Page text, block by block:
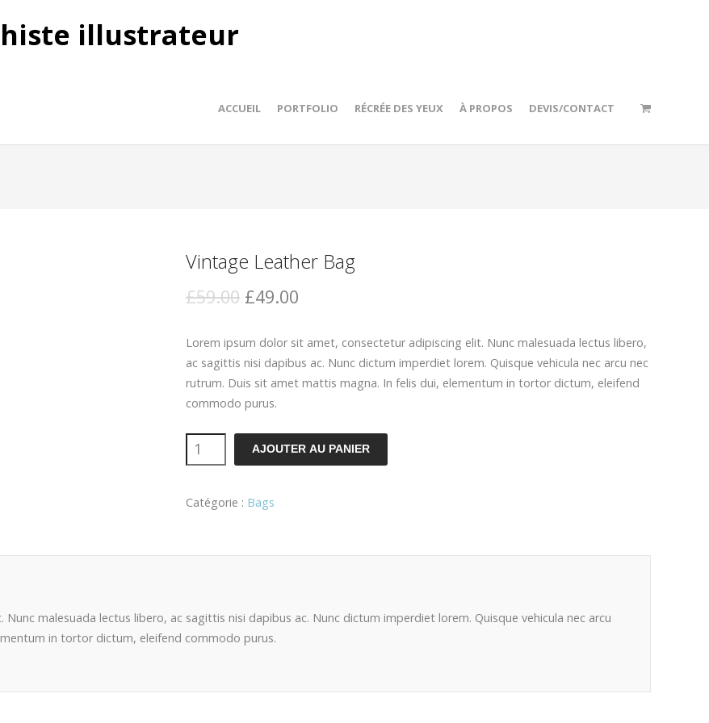
illustrateur
ACCUEIL PORTFOLIO RÉCRÉE DES YEUX À PROPOS DEVIS/CONTACT
Vintage Leather Bag
£59.00 £49.00
Lorem ipsum dolor sit amet, consectetur adipiscing elit. Nunc malesuada lectus libero,
ac sagittis nisi dapibus ac. Nunc dictum imperdiet lorem. Quisque vehicula nec arcu nec
rutrum. Duis sit amet mattis magna. In felis dui, elementum in tortor dictum, eleifend
commodo purus.
AJOUTER AU PANIER
Catégorie : Bags
malesuada lectus libero, ac sagittis nisi dapibus ac. Nunc dictum imperdiet lorem. Quisque vehicula nec arcu
in tortor dictum, eleifend commodo purus.